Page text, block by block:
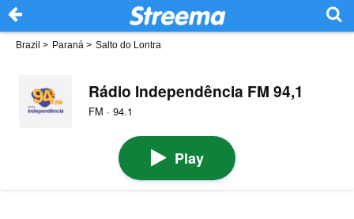
Brazil > Paraná > Salto do Lontra
Rádio Independência FM 94,1
FM · 94.1
Play